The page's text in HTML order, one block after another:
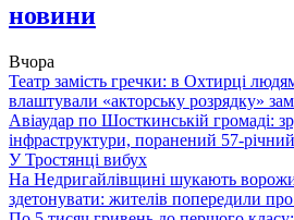
новини
Вчора
Театр замість гречки: в Охтирці людям
влаштували «акторську розрядку»
Авіаудар по Шосткинській громаді:
інфраструктури, поранений 57-
У Тростянці вибух
На Недригайлівщині шукають
здетонувати: жителів попередили